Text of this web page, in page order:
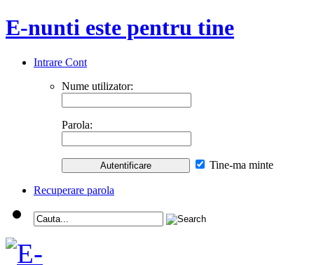
E-nunti este pentru tine
Intrare Cont
Nume utilizator:
Parola:
Tine-ma minte
Recuperare parola